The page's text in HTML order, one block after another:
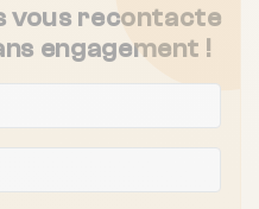
vous recontacte
engagement !